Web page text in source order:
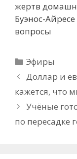
жертв
Буэнос-
вопросы
Рубрики
Эфиры
Доллар и
кажется, что
Учёные
по пересадке